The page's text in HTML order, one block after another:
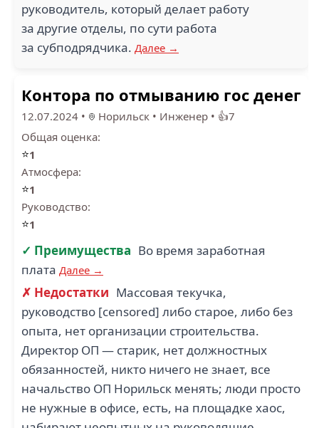
руководитель, который делает работу
за другие отделы, по сути работа
за субподрядчика. Далее →
Контора по отмыванию гос денег
12.07.2024 • Норильск • Инженер • 👍7
Общая оценка:
⭐1
Атмосфера:
⭐1
Руководство:
⭐1
✓ Преимущества Во время заработная
плата Далее →
✗ Недостатки Массовая текучка,
руководство [censored] либо старое, либо без
опыта, нет организации строительства.
Директор ОП — старик, нет должностных
обязанностей, никто ничего не знает, все
начальство ОП Норильск менять; люди просто
не нужные в офисе, есть, на площадке хаос,